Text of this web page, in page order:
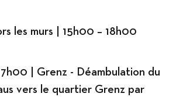
les murs | 15h00 – 18h00
| Grenz - Déambulation du
vers le quartier Grenz par